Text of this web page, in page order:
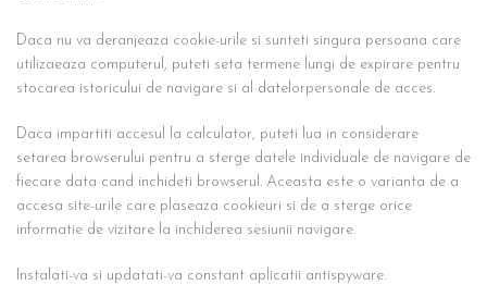
Daca nu va deranjeaza cookie-urile si sunteti singura persoana care
utilizaeaza computerul, puteti seta termene lungi de expirare pentru
stocarea istoricului de navigare si al datelorpersonale de acces.
Daca impartiti accesul la calculator, puteti lua in considerare
setarea browserului pentru a sterge datele individuale de navigare de
fiecare data cand inchideti browserul. Aceasta este o varianta de a
accesa site-urile care plaseaza cookieuri si de a sterge orice
informatie de vizitare la inchiderea sesiunii navigare.
Instalati-va si updatati-va constant aplicatii antispyware.